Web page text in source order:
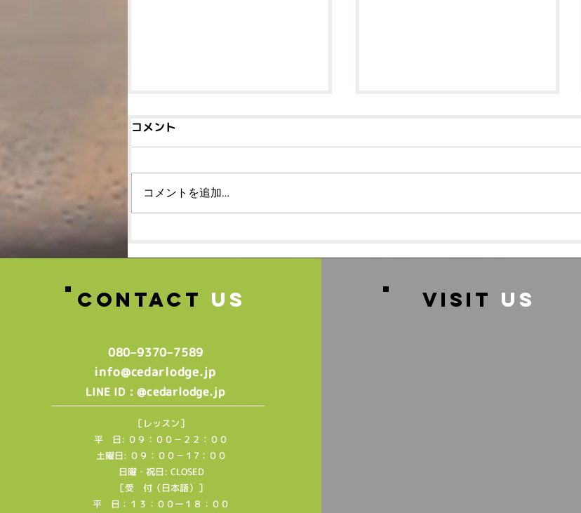
スタッフ募集のお知らせ♪
コメント
コメントを追加…
CONTACT US
080–9370–7589‬
info@cedarlodge.jp
LINE ID : @cedarlodge.jp
［レッスン］
平 日: ０９：００－２２：００
土曜日: ０９：００－１7：００
日曜・祝日: CLOSED
［受 付（日本語）］
平 日：１３：００ー１８：００
VISIT US